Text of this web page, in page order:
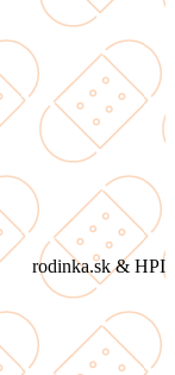
rodinka.sk & HPI